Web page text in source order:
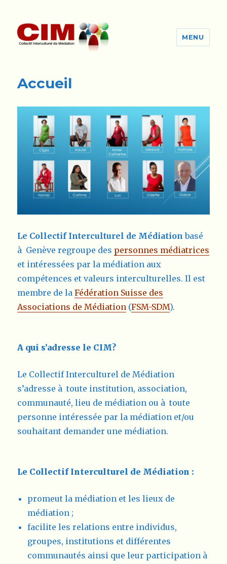
MENU
Accueil
Le Collectif Interculturel de Médiation basé
à Genève regroupe des personnes médiatrices
et intéressées par la médiation aux
compétences et valeurs interculturelles. Il est
membre de laFédération Suisse des
Associations de Médiation (FSM-SDM).
A qui s’adresse le CIM?
Le Collectif Interculturel de Médiation
s’adresse à toute institution, association,
communauté, lieu de médiation ou à toute
personne intéressée par la médiation et/ou
souhaitant demander une médiation.
Le Collectif Interculturel de Médiation :
promeut la médiation et les lieux de
médiation ;
facilite les relations entre individus,
groupes, institutions et différentes
communautés ainsi que leur participation à